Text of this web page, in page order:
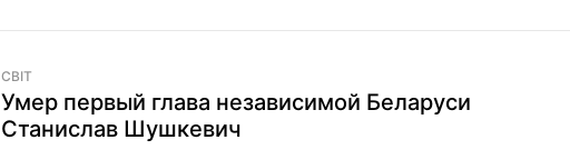
СВІТ
Умер первый глава независимой Беларуси
Станислав Шушкевич